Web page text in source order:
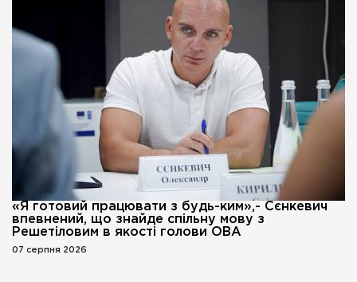
«Я готовий працювати з будь-ким»,- Сєнкевич
впевнений, що знайде спільну мову з
Решетіловим в якості голови ОВА
07 серпня 2026